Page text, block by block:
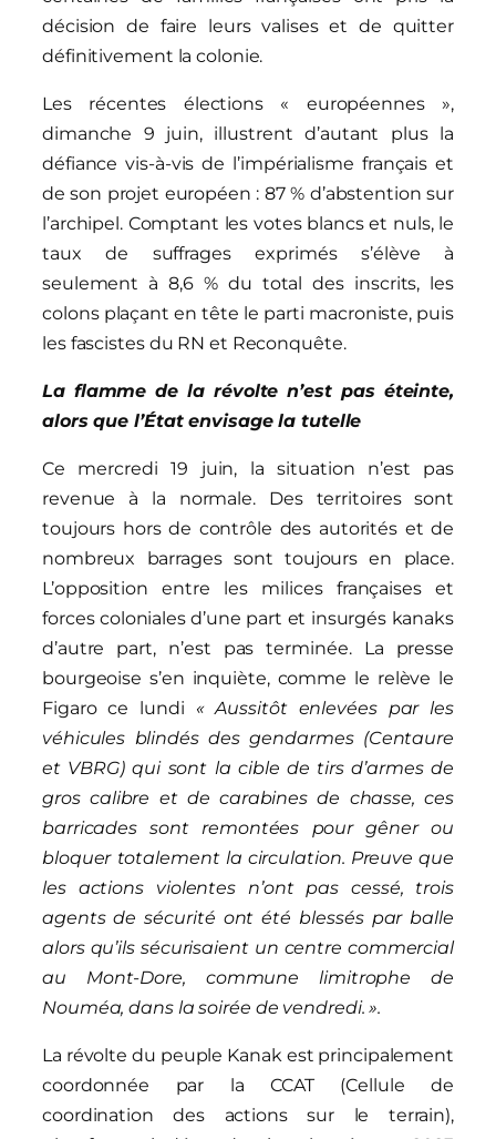
décision de faire leurs valises et de quitter
définitivement la colonie.
Les récentes élections « européennes »,
dimanche 9 juin, illustrent d’autant plus la
défiance vis-à-vis de l’impérialisme français et
de son projet européen : 87 % d’abstention sur
l’archipel. Comptant les votes blancs et nuls, le
taux de suffrages exprimés s’élève à
seulement à 8,6 % du total des inscrits, les
colons plaçant en tête le parti macroniste, puis
les fascistes du RN et Reconquête.
La flamme de la révolte n’est pas éteinte,
alors que l’État envisage la tutelle
Ce mercredi 19 juin, la situation n’est pas
revenue à la normale. Des territoires sont
toujours hors de contrôle des autorités et de
nombreux barrages sont toujours en place.
L’opposition entre les milices françaises et
forces coloniales d’une part et insurgés kanaks
d’autre part, n’est pas terminée. La presse
bourgeoise s’en inquiète, comme le relève le
Figaro ce lundi « Aussitôt enlevées par les
véhicules blindés des gendarmes (Centaure
et VBRG) qui sont la cible de tirs d’armes de
gros calibre et de carabines de chasse, ces
barricades sont remontées pour gêner ou
bloquer totalement la circulation. Preuve que
les actions violentes n’ont pas cessé, trois
agents de sécurité ont été blessés par balle
alors qu’ils sécurisaient un centre commercial
au Mont-Dore, commune limitrophe de
Nouméa, dans la soirée de vendredi. ».
La révolte du peuple Kanak est principalement
coordonnée par la CCAT (Cellule de
coordination des actions sur le terrain),